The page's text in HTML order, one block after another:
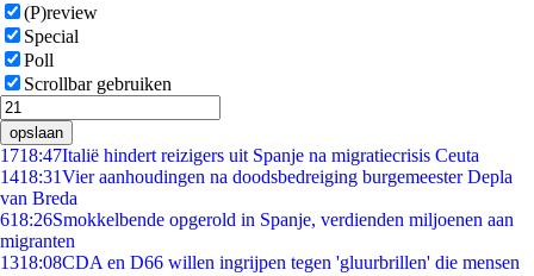
(P)review
Special
Poll
Scrollbar gebruiken
opslaan
1718:47Italië hindert reizigers uit Spanje na migratiecrisis Ceuta
1418:31Vier aanhoudingen na doodsbedreiging burgemeester Depla
van Breda
618:26Smokkelbende opgerold in Spanje, verdienden miljoenen aan
migranten
1318:08CDA en D66 willen ingrijpen tegen 'gluurbrillen' die mensen